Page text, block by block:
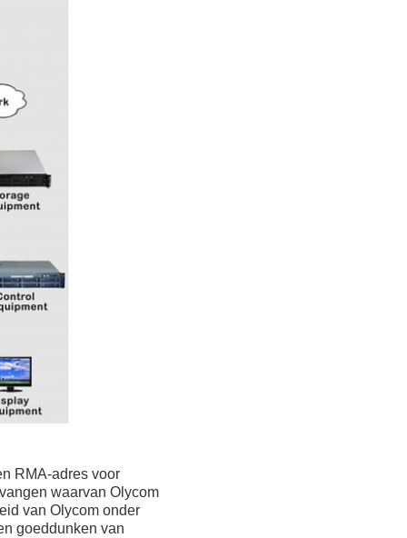
RMA-adres voor
waarvan Olycom
van Olycom onder
goeddunken van